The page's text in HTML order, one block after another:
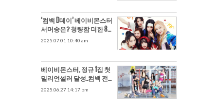
‘컴백 D데이’ 베이비몬스터
서머송은? 청량함 더한 80
년대 올드스쿨 힙합 ‘HOT
2025.07.01 10:40 am
베이비몬스터, 정규 1집 첫
밀리언셀러 달성..컴백 전
경사
2025.06.27 14:17 pm